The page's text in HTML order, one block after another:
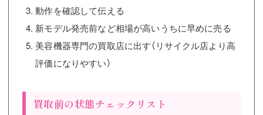
動作を確認して伝える
新モデル発売前など相場が高いうちに早めに売る
美容機器専門の買取店に出す（リサイクル店より高
評価になりやすい）
買取前の状態チェックリスト